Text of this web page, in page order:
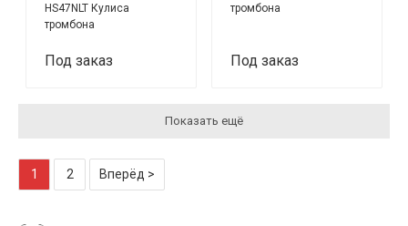
HS47NLT Кулиса
тромбона
Под заказ
тромбона
Под заказ
Показать ещё
1 2 Вперёд >